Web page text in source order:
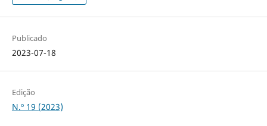
Publicado
2023-07-18
Edição
N.º 19 (2023)